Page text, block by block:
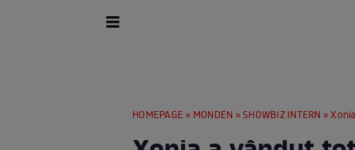
HOMEPAGE » MONDEN »SHOWBIZ INTERN » Xonia a